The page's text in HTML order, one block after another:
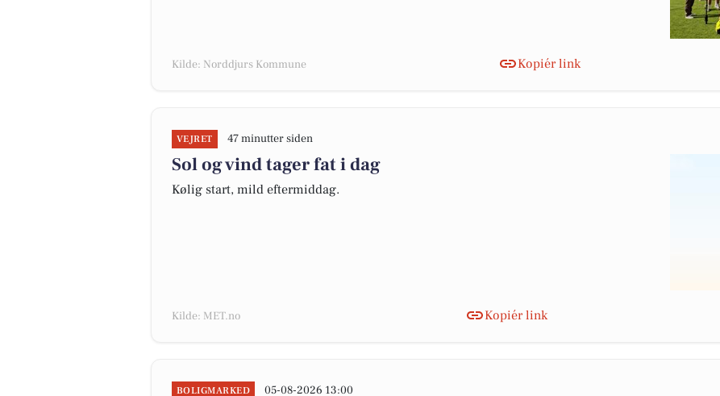
Kilde: Norddjurs Kommune Kopiér link
VEJRET 47 minutter siden
Sol og vind tager fat i dag
Kølig start, mild eftermiddag.
Kilde: MET.no Kopiér link
BOLIGMARKED 05-08-2026 13:00